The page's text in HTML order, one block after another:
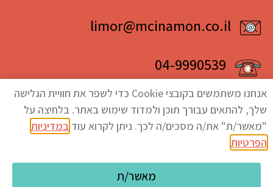
limor@mcinamon.co.il
04-9990539
מדיניות פרטיות
Visuali| Design by
אנחנו משתמשים בקובצי Cookie כדי לשפר את חוויית הגלישה
שלך, להתאים עבורך תוכן ולמדוד שימוש באתר. בלחיצה על
"מאשר/ת" את/ה מסכים/ה לכך. ניתן לקרוא עוד במדיניות
הפרטיות
מאשר/ת